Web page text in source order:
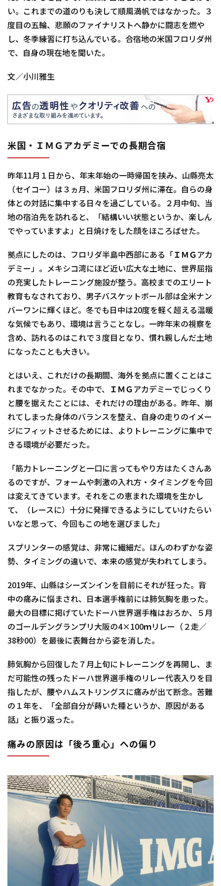
い。これまでの道のりも決して順風満帆ではなかった。３
度目の五輪、悲願のファイナリストへ――静かに闘志を燃や
し、冬季練習に打ち込んでいる。合宿地の米国フロリダ州
で、自身の現在地を聞いた。
文／小川雅生
米国・ＩＭＧアカデミーでの長期合宿
昨年11月１日から、年末年始の一時帰国を挟み、山縣亮太
（セイコー）は３ヵ月、米国フロリダ州に滞在。自らの身
体との対話に集中する日々を過ごしている。２月中旬、当
地の宿泊先を訪れると、「結構いい状態というか、楽しん
でやっていますよ」と日焼けをした顔をほころばせた。
拠点にしたのは、フロリダ半島中西部にある「ＩＭＧアカ
デミー」。メキシコ湾にほど近い広大な土地に、世界屈指
の充実したトレーニング施設が整う。高校までのエリート
教育もなされており、男子バスケットボール部は全米ナン
バーワンに輝くほど。冬でも日中は20度を軽く超える温暖
な気候でもあり、環境は言うことなし。一昨年末の視察を
含め、訪れるのはこれで３度目となり、慣れ親しんだ土地
になったことも大きい。
とはいえ、これだけの長期間、海外を拠点に置くことはこ
れまでなかった。その中で、ＩＭＧアカデミーでじっくり
と腰を据えたことには、それだけの理由がある。昨年、崩
れてしまった身体のバランスを整え、自身の走りのイメー
ジにフィットさせるためには、よりトレーニングに集中で
きる環境が必要だった。
「筋力トレーニングと一口に言ってもやり方はたくさんあ
るのですが、フォームや刺激の入れ方・タイミングを今回
は変えてきています。それをこの恵まれた環境を生かし
て、（レースに）十分に発揮できるようにしていけたらい
いなと思って、今回もこの地を選びました」
スプリンターの感覚は、非常に繊細だ。ほんのわずかな姿
勢、タイミングの違いで、本来の感覚が失われてしまう。
2019年、山縣はシーズンインを目前にそれが狂った。背
中の痛みに悩まされ、日本選手権前には肺気胸を患った。
最大の目標に掲げていたドーハ世界選手権はおろか、５月
のゴールデングランプリ大阪の4×100ｍリレー（２走／
38秒00）を最後に表舞台から姿を消した。
肺気胸から回復した７月上旬にトレーニングを再開し、ま
だ可能性の残ったドーハ世界選手権のリレー代表入りを目
指したが、腰やハムストリングスに痛みが出て断念。苦難
の１年を、「全部自分が蒔いた種というか、原因がある
話」と振り返った。
痛みの原因は「後ろ重心」への偏り